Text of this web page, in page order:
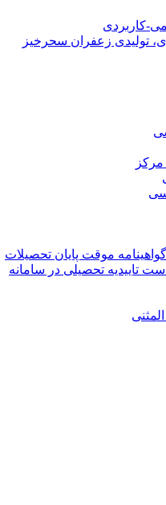
کاربردی
تولیدی زعفران سحرخیز
موقت پایان تحصیلات
تاییدیه تحصیلی در سامانه